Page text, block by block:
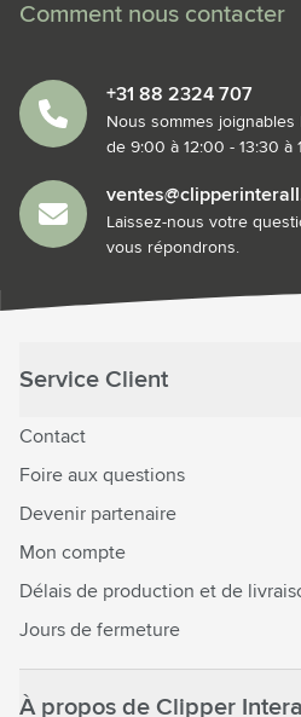
Comment nous contacter
+31 88 2324 707
Nous sommes
de 9:00 à 12:00 - 13:30 à
Laissez-nous votre
vous répondrons.
Service Client
Contact
Foire aux questions
Devenir partenaire
Mon compte
Délais de production et de
Jours de fermeture
À propos de Clipper